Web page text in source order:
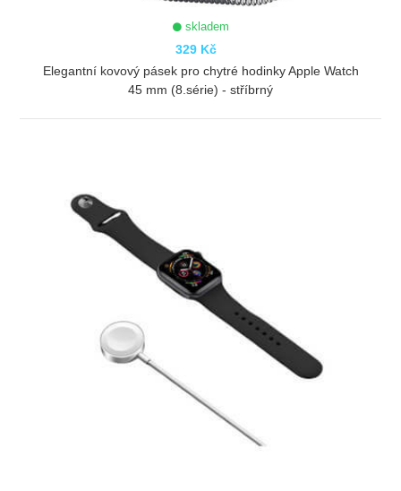
skladem
329 Kč
Elegantní kovový pásek pro chytré hodinky Apple Watch
45 mm (8.série) - stříbrný